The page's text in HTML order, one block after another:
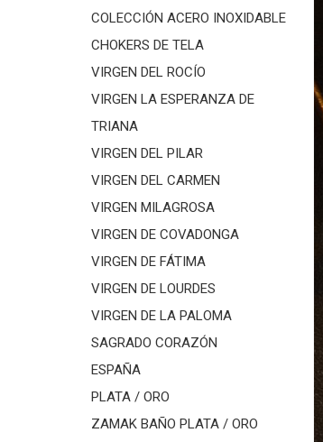
COLECCIÓN ACERO INOXIDABLE
CHOKERS DE TELA
VIRGEN DEL ROCÍO
VIRGEN LA ESPERANZA DE
TRIANA
VIRGEN DEL PILAR
VIRGEN DEL CARMEN
VIRGEN MILAGROSA
VIRGEN DE COVADONGA
VIRGEN DE FÁTIMA
VIRGEN DE LOURDES
VIRGEN DE LA PALOMA
SAGRADO CORAZÓN
ESPAÑA
PLATA / ORO
ZAMAK BAÑO PLATA / ORO